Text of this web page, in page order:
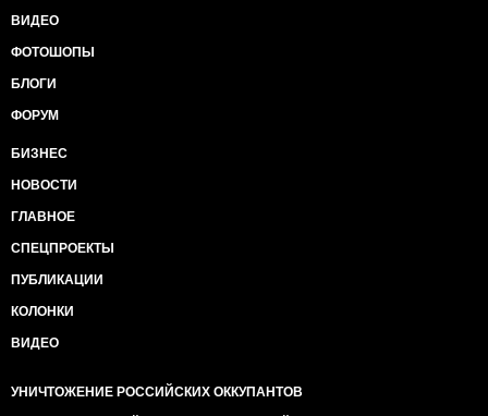
другим?
объяснить. Я не удивлюсь, что в обмен на наших
пленных Зеленский признает, что это Украина
добросовестности и честности в деловой и
договорной практике, является, в частности,
заявлениям или поведению сторон.
утверждать, что не нарушала границу РФ (!).
под аккомпанемент Медведчука и МИД России на
это согласился. Но тут на пути возник достаточно
ВИДЕО
ФОТОШОПЫ
БЛОГИ
ФОРУМ
БИЗНЕС
НОВОСТИ
ГЛАВНОЕ
СПЕЦПРОЕКТЫ
ПУБЛИКАЦИИ
КОЛОНКИ
ВИДЕО
УНИЧТОЖЕНИЕ РОССИЙСКИХ ОККУПАНТОВ